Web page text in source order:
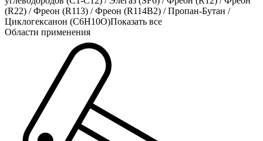
(R22) /Фреон (R113) /Фреон (R114В2) /Пропан-Бутан /
Циклогексанон (C6H10O)Показать все
Области применения